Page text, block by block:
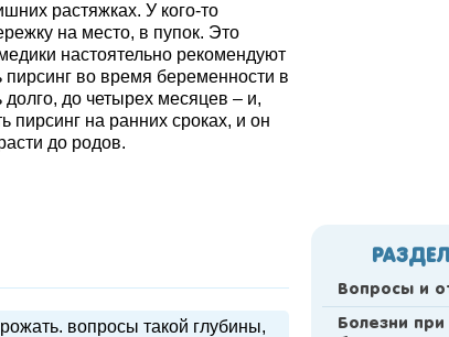
растяжках. У кого-то
на место, в пупок. Это
настоятельно рекомендуют
во время беременности в
долго, до четырех месяцев – и,
пирсинг на ранних сроках, и он
до родов.
вопросы такой глубины,
Вопросы и
Болезни при